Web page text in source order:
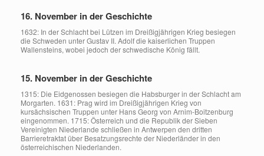
16. November in der Geschichte
1632: In der Schlacht bei Lützen im Dreißigjährigen Krieg besiegen
die Schweden unter Gustav II. Adolf die kaiserlichen Truppen
Wallensteins, wobei jedoch der schwedische König fällt.
15. November in der Geschichte
1315: Die Eidgenossen besiegen die Habsburger in der Schlacht am
Morgarten. 1631: Prag wird im Dreißigjährigen Krieg von
kursächsischen Truppen unter Hans Georg von Arnim-Boitzenburg
eingenommen. 1715: Österreich und die Republik der Sieben
Vereinigten Niederlande schließen in Antwerpen den dritten
Barrieretraktat über Besatzungsrechte der Niederländer in den
österreichischen Niederlanden.